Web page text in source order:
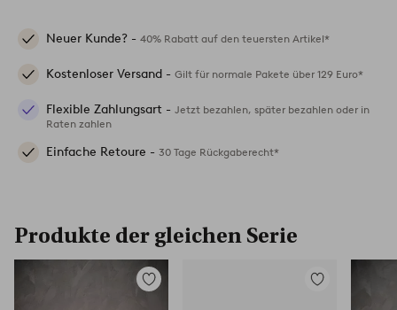
Neuer Kunde? - 40% Rabatt auf den teuersten Artikel*
Kostenloser Versand - Gilt für normale Pakete über 129 Euro*
Flexible Zahlungsart - Jetzt bezahlen, später bezahlen oder in
Raten zahlen
Einfache Retoure - 30 Tage Rückgaberecht*
Produkte der gleichen Serie
Zu
Zu